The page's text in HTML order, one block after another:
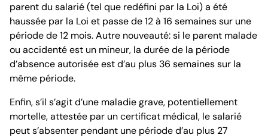
parent du salarié (tel que redéfini par la Loi) a été
haussée par la Loi et passe de 12 à 16 semaines sur une
période de 12 mois. Autre nouveauté: si le parent malade
ou accidenté est un mineur, la durée de la période
d’absence autorisée est d’au plus 36 semaines sur la
même période.
Enfin, s’il s’agit d’une maladie grave, potentiellement
mortelle, attestée par un certificat médical, le salarié
peut s’absenter pendant une période d’au plus 27